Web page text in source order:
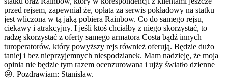
przed rejsem, zapewniał że, opłata za serwis pokładowy na statku
jest wliczona w tą jaką pobiera Rainbow. Co do samego rejsu,
ciekawy i atrakcyjny. I jeśli ktoś chciałby z niego skorzystać, to
radzę skorzystać z oferty samego armatora Costa bądź innych
turoperatorów, który powyższy rejs również oferują. Będzie dużo
taniej i bez nieprzyjemnych niespodzianek. Mam nadzieję, że moja
opinia nie będzie tym razem ocenzurowana i ujży światło dzienne
😜. Pozdrawiam: Stanisław.